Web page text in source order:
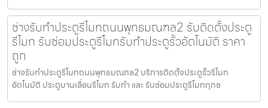
ช่างรับทำประตูรีโมทถนนพุทธมณฑล2 รับติดตั้งประตู
รีโมท รับซ่อมประตูรีโมทรับทำประตูรั้วอัตโนมัติ ราคา
ถูก
ช่างรับทำประตูรีโมทถนนพุทธมณฑล2 บริการติดตั้งประตูรั้วรีโมท
อัตโนมัติ ประตูบานเลื่อนรีโมท รับทำ และ รับซ่อมประตูรีโมททุกช